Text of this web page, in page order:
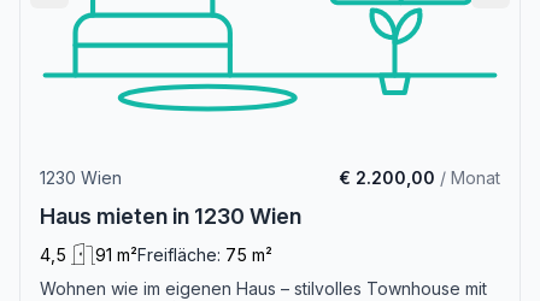
1230 Wien € 2.200,00 / Monat
Haus mieten in 1230 Wien
4,5 91 m²Freifläche: 75 m²
Wohnen wie im eigenen Haus – stilvolles Townhouse mit